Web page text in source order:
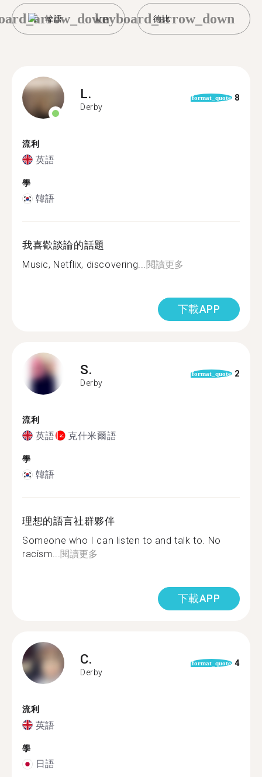
韓語 德比
keyboard_arrow_down
L.
Derby
format_quote 8
流利
英語
學
韓語
我喜歡談論的話題
Music, Netflix, discovering...閱讀更多
下載APP
S.
Derby
format_quote 2
流利
英語 克什米爾語
學
韓語
理想的語言社群夥伴
Someone who I can listen to and talk to. No
racism...閱讀更多
下載APP
C.
Derby
format_quote 4
流利
英語
學
日語